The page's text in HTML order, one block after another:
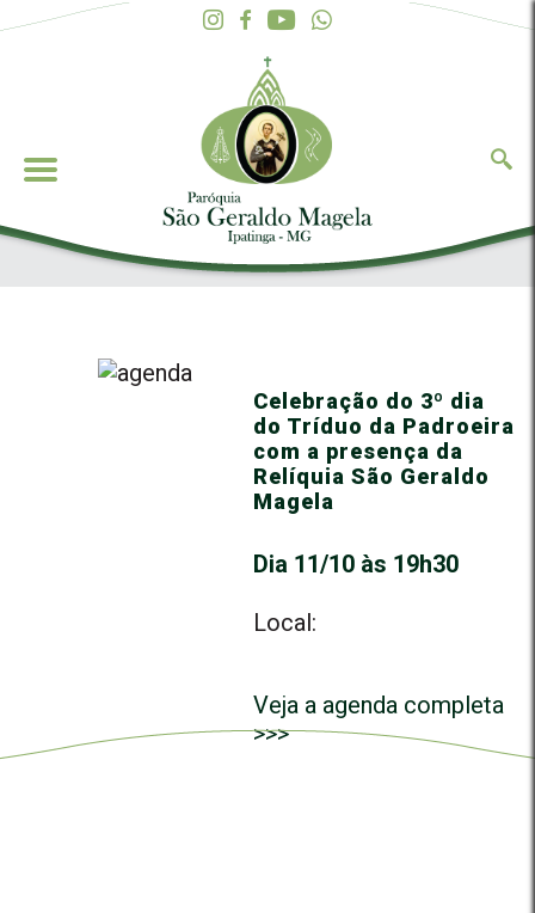
Celebração do 3º dia
do Tríduo da Padroeira
com a presença da
Relíquia São Geraldo
Magela
Dia 11/10 às 19h30
Local:
Veja a agenda completa
>>>